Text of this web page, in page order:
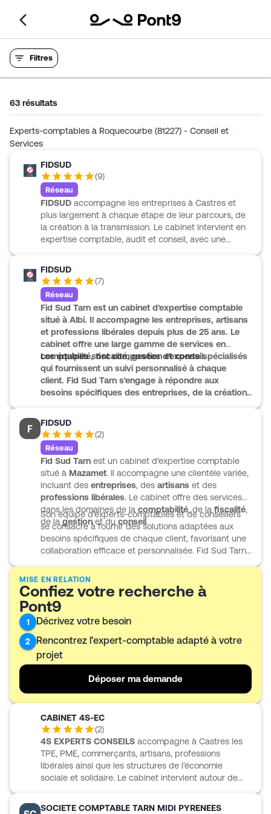
Filtres
63 résultats
Experts-comptables à Roquecourbe (81227) - Conseil et
Services
FIDSUD
(9)
Réseau
FIDSUD accompagne les entreprises à Castres et
plus largement à chaque étape de leur parcours, de
la création à la transmission. Le cabinet intervient en
expertise comptable, audit et conseil, avec une
et la gestion privée du dirigeant. FIDSUD propose
également des outils de pilotage de l’activité et de la
trésorerie, ainsi qu’un accompagnement sur des
sujets actuels comme la facture électronique. Avec
près de 400 collaborateurs et 32 cabinets, l’équipe
met en avant une relation de proximité et un suivi sur
mesure.
FIDSUD
(7)
Réseau
Fid Sud Tarn est un cabinet d'expertise comptable
situé à Albi. Il accompagne les entreprises, artisans
et professions libérales depuis plus de 25 ans. Le
cabinet offre une large gamme de services en
comptabilité,fiscalité,gestionetconseil.
Les équipes sont composées d'experts spécialisés
qui fournissent un suivi personnalisé à chaque
client. Fid Sud Tarn s'engage à répondre aux
besoins spécifiques des entreprises, de la création
et le développement des activités professionnelles.
F
FIDSUD
(2)
Réseau
Fid Sud Tarn est un cabinet d'expertise comptable
situé à Mazamet. Il accompagne une clientèle variée,
incluant des entreprises, des artisans et des
professions libérales. Le cabinet offre des services
dans les domaines de la comptabilité, de la fiscalité,
de la gestionet du conseil.
Son équipe d'experts-comptables et de conseillers
se consacre à fournir des solutions adaptées aux
besoins spécifiques de chaque client, favorisant une
collaboration efficace et personnalisée. Fid Sud Tarn
contribuant ainsi à la dynamique de la région.
MISE EN RELATION
Confiez votre recherche à
Pont9
1 Décrivez votre besoin
2
Rencontrez l’expert-comptable adapté à votre
projet
Déposer ma demande
CABINET 4S-EC
(2)
4S EXPERTS CONSEILS accompagne à Castres les
TPE, PME, commerçants, artisans, professions
libérales ainsi que les structures de l’économie
sociale et solidaire. Le cabinet intervient autour de
SOCIETE COMPTABLE TARN MIDI PYRENEES